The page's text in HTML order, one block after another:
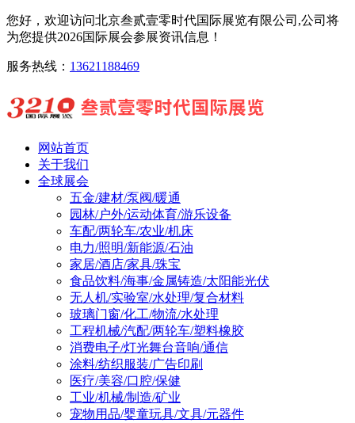
您好，欢迎访问北京叁贰壹零时代国际展览有限公司,公司将
为您提供2026国际展会参展资讯信息！
服务热线： 13621188469
网站首页
关于我们
全球展会
五金/建材/泵阀/暖通
园林/户外/运动体育/游乐设备
车配/两轮车/农业/机床
电力/照明/新能源/石油
家居/酒店/家具/珠宝
食品饮料/海事/金属铸造/太阳能光伏
无人机/实验室/水处理/复合材料
玻璃门窗/化工/物流/水处理
工程机械/汽配/两轮车/塑料橡胶
消费电子/灯光舞台音响/通信
涂料/纺织服装/广告印刷
医疗/美容/口腔/保健
工业/机械/制造/矿业
宠物用品/婴童玩具/文具/元器件